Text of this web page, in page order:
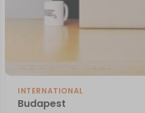
INTERNATIONAL
Budapest